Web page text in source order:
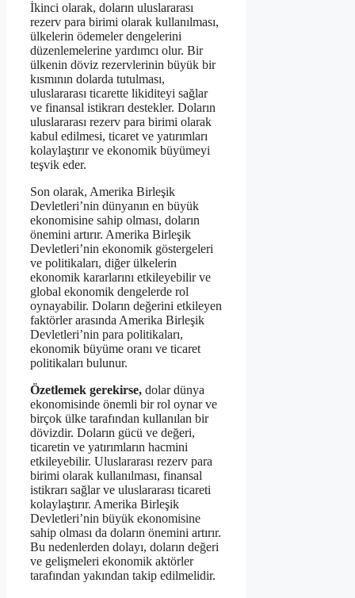
İkinci olarak, doların uluslararası
rezerv para birimi olarak kullanılması,
ülkelerin ödemeler dengelerini
düzenlemelerine yardımcı olur. Bir
ülkenin döviz rezervlerinin büyük bir
kısmının dolarda tutulması,
uluslararası ticarette likiditeyi sağlar
ve finansal istikrarı destekler. Doların
uluslararası rezerv para birimi olarak
kabul edilmesi, ticaret ve yatırımları
kolaylaştırır ve ekonomik büyümeyi
teşvik eder.
Son olarak, Amerika Birleşik
Devletleri’nin dünyanın en büyük
ekonomisine sahip olması, doların
önemini artırır. Amerika Birleşik
Devletleri’nin ekonomik göstergeleri
ve politikaları, diğer ülkelerin
ekonomik kararlarını etkileyebilir ve
global ekonomik dengelerde rol
oynayabilir. Doların değerini etkileyen
faktörler arasında Amerika Birleşik
Devletleri’nin para politikaları,
ekonomik büyüme oranı ve ticaret
politikaları bulunur.
Özetlemek gerekirse, dolar dünya
ekonomisinde önemli bir rol oynar ve
birçok ülke tarafından kullanılan bir
dövizdir. Doların gücü ve değeri,
ticaretin ve yatırımların hacmini
etkileyebilir. Uluslararası rezerv para
birimi olarak kullanılması, finansal
istikrarı sağlar ve uluslararası ticareti
kolaylaştırır. Amerika Birleşik
Devletleri’nin büyük ekonomisine
sahip olması da doların önemini artırır.
Bu nedenlerden dolayı, doların değeri
ve gelişmeleri ekonomik aktörler
tarafından yakından takip edilmelidir.